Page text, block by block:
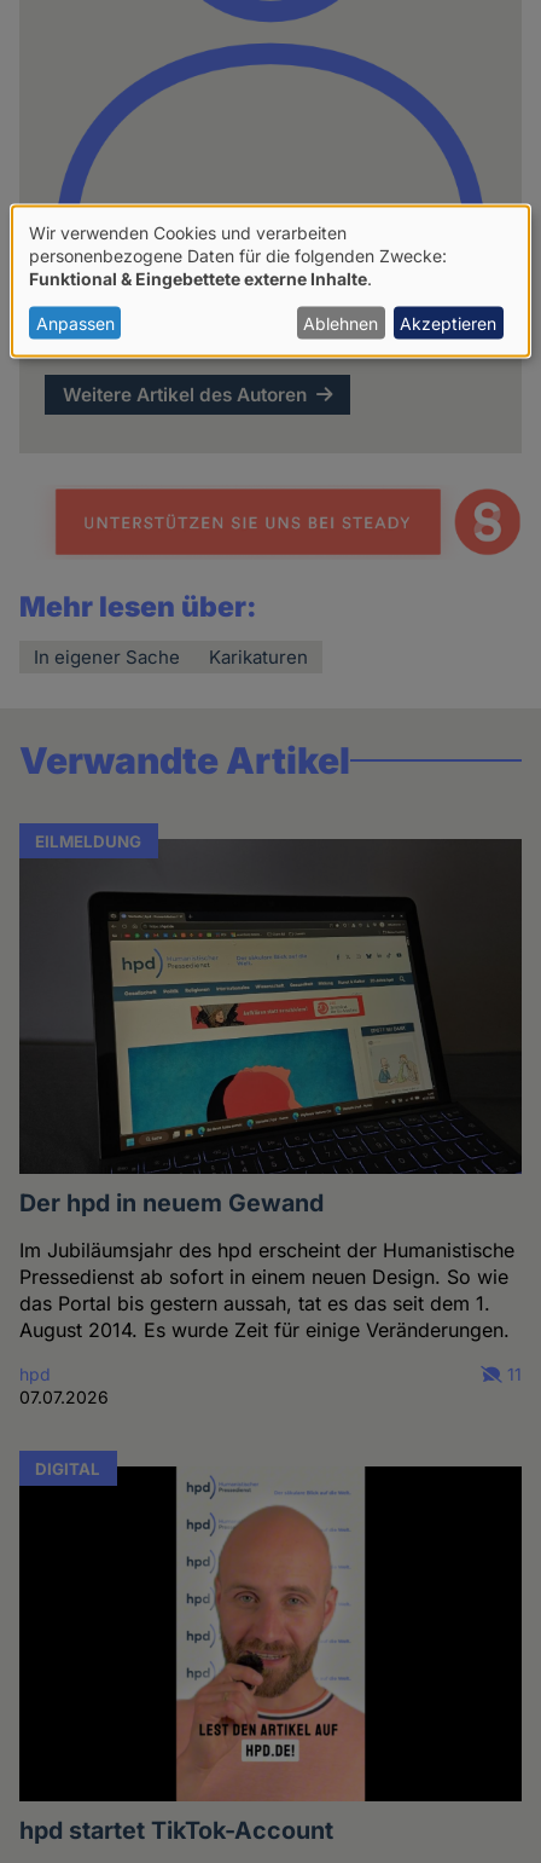
hpd
Weitere Artikel des Autoren
Mehr lesen über:
In eigener Sache Karikaturen
Verwandte Artikel
EILMELDUNG
Der hpd in neuem Gewand
Im Jubiläumsjahr des hpd erscheint der Humanistische
Pressedienst ab sofort in einem neuen Design. So wie
das Portal bis gestern aussah, tat es das seit dem 1.
August 2014. Es wurde Zeit für einige Veränderungen.
hpd
07.07.2026
11
DIGITAL
hpd startet TikTok-Account
Verwendung
von
personenbezogenen
Daten
und
Wir verwenden Cookies und verarbeiten
personenbezogene Daten für die folgenden Zwecke:
Funktional & Eingebettete externe Inhalte.
Anpassen Ablehnen Akzeptieren